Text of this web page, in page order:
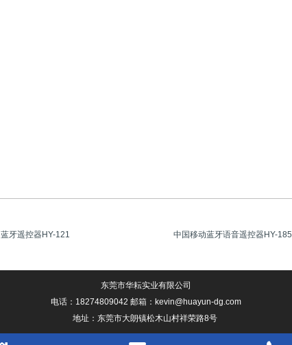
蓝牙遥控器HY-121 中国移动蓝牙语音遥控器HY-185
东莞市华耘实业有限公司
电话：18274809042 邮箱：kevin@huayun-dg.com
地址：东莞市大朗镇松木山村祥荣路8号